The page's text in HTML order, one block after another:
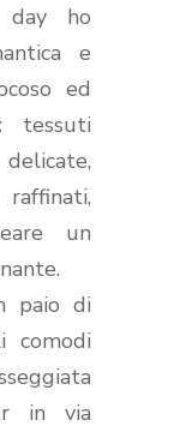
ho
e
ed
tessuti
un
paio di
comodi
in via